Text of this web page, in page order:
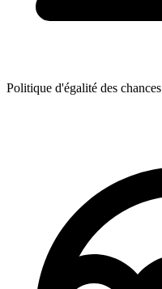
Politique d'égalité des chances